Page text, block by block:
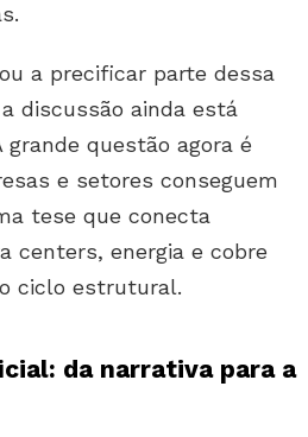
a precificar parte dessa
discussão ainda está
questão agora é
e setores conseguem
tese que conecta
centers, energia e cobre
ciclo estrutural.
da narrativa para a